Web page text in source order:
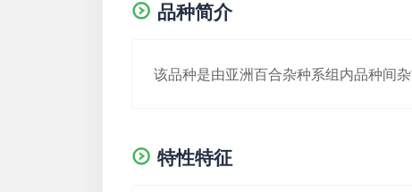
品种简介
该品种是由亚洲百合杂种系组内品种间
特性特征